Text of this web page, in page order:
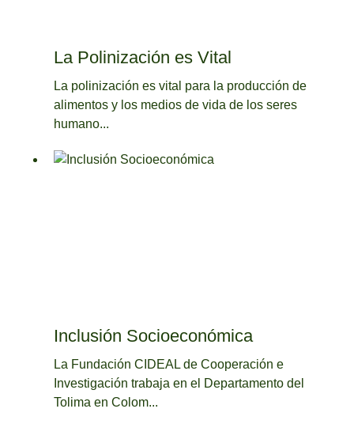
La Polinización es Vital
La polinización es vital para la producción de
alimentos y los medios de vida de los seres
humano...
Inclusión Socioeconómica
La Fundación CIDEAL de Cooperación e
Investigación trabaja en el Departamento del
Tolima en Colom...